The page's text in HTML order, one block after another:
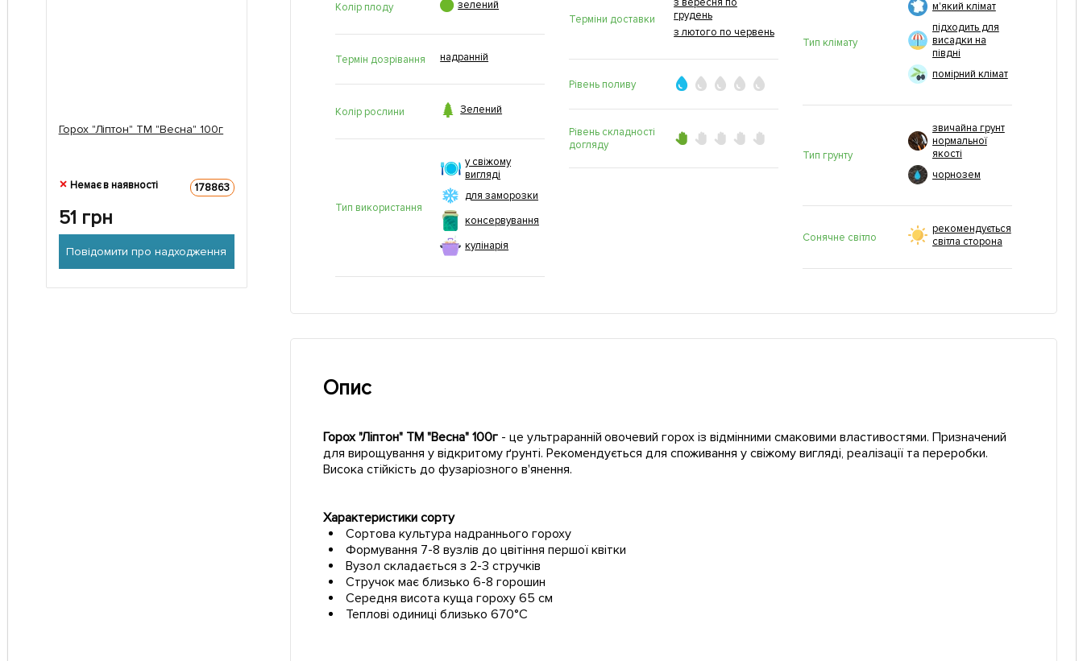
Горох "Ліптон" ТМ "Весна" 100г
Немає в наявності 178863
51 грн
Повідомити про надходження
Колір плоду  зелений
Термін дозрівання надранній
Колір рослини  Зелений
Тип використання
у свіжому
вигляді
для заморозки
консервування
кулінарія
Терміни доставки
грудень
з лютого по червень
Рівень поливу
Рівень складності
догляду
Тип клімату
м'який клімат
підходить для
висадки на
півдні
помірний клімат
Тип грунту
звичайна грунт
нормальної
якості
чорнозем
Сонячне світло
рекомендується
світла сторона
Опис
Горох "Ліптон" ТМ "Весна" 100г - це ультраранній овочевий горох із відмінними смаковими властивостями. Призначений
для вирощування у відкритому ґрунті. Рекомендується для споживання у свіжому вигляді, реалізації та переробки.
Висока стійкість до фузаріозного в'янення.
Характеристики сорту
Сортова культура надраннього гороху
Формування 7-8 вузлів до цвітіння першої квітки
Вузол складається з 2-3 стручків
Стручок має близько 6-8 горошин
Середня висота куща гороху 65 см
Теплові одиниці близько 670°C